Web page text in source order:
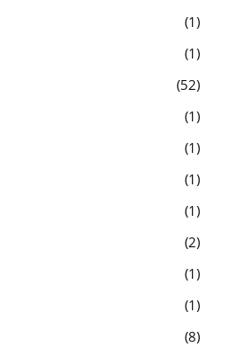
1
1
52
1
1
1
1
2
1
1
8